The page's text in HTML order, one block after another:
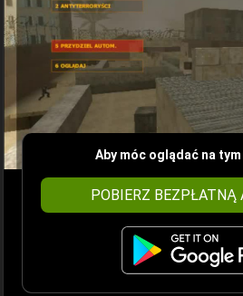
Aby móc oglądać na
POBIERZ BEZPŁATNĄ